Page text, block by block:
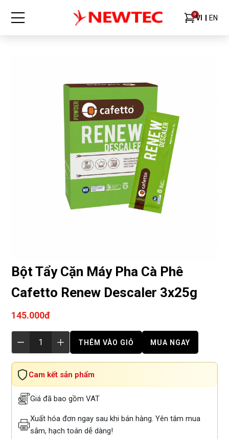
0VI EN
Bột Tẩy Cặn Máy Pha Cà Phê
Cafetto Renew Descaler 3x25g
145.000đ
THÊM VÀO GIỎ MUA NGAY
Cam kết sản phẩm
Giá đã bao gồm VAT
Xuất hóa đơn ngay sau khi bán hàng. Yên tâm mua
sắm, hạch toán dễ dàng!